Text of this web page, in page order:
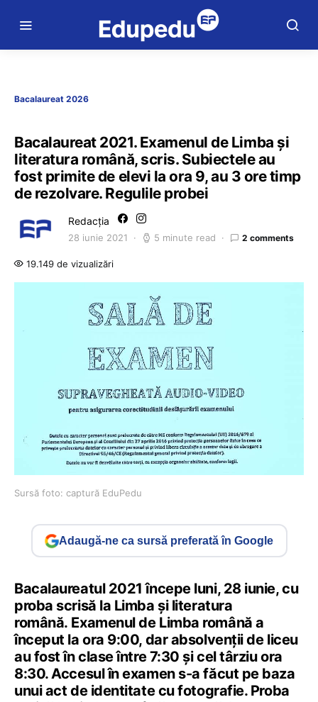
Bacalaureat 2026
Bacalaureat 2021. Examenul de Limba și
literatura română, scris. Subiectele au
fost primite de elevi la ora 9, au 3 ore timp
de rezolvare. Regulile probei
Redacția
28 iunie 2021 5 minute read 2 comments
19.149 de vizualizări
Sursă foto: captură EduPedu
Adaugă-ne ca sursă preferată în Google
Bacalaureatul 2021 începe luni, 28 iunie, cu
proba scrisă la Limba și literatura
română. Examenul de Limba română a
început la ora 9:00, dar absolvenții de liceu
au fost în clase între 7:30 și cel târziu ora
8:30. Accesul în examen s-a făcut pe baza
unui act de identitate cu fotografie. Proba